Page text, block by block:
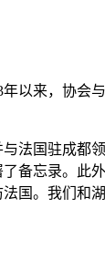
以来，协会
国驻成都
备忘录。此
国。我们和